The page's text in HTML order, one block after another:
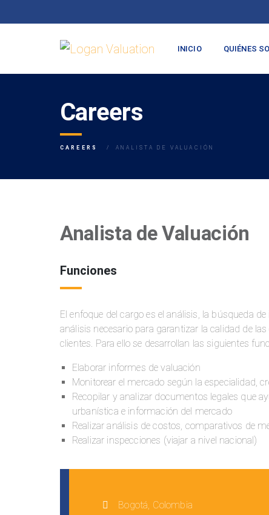
INICIO QUIÉNES
Careers
CAREERS ANALISTA DE VALUACIÓN
Analista de Valuación
Funciones
El enfoque del cargo es el análisis, la búsqueda
análisis necesario para garantizar la calidad de
clientes. Para ello se desarrollan las siguientes
Elaborar informes de valuación
Monitorear el mercado según la especialidad,
Recopilar y analizar documentos legales que
urbanística e información del mercado
Realizar análisis de costos, comparativos de
Realizar inspecciones (viajar a nivel nacional)
Bogotá, Colombia